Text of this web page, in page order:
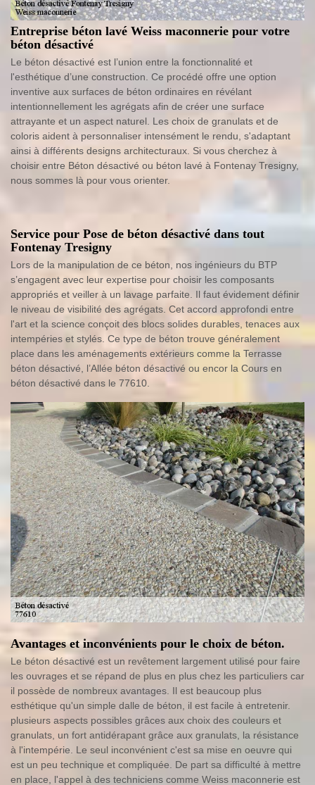
Entreprise béton lavé Weiss maconnerie pour votre
béton désactivé
Le béton désactivé est l’union entre la fonctionnalité et
l'esthétique d’une construction. Ce procédé offre une option
inventive aux surfaces de béton ordinaires en révélant
intentionnellement les agrégats afin de créer une surface
attrayante et un aspect naturel. Les choix de granulats et de
coloris aident à personnaliser intensément le rendu, s'adaptant
ainsi à différents designs architecturaux. Si vous cherchez à
choisir entre Béton désactivé ou béton lavé à Fontenay Tresigny,
nous sommes là pour vous orienter.
Service pour Pose de béton désactivé dans tout
Fontenay Tresigny
Lors de la manipulation de ce béton, nos ingénieurs du BTP
s’engagent avec leur expertise pour choisir les composants
appropriés et veiller à un lavage parfaite. Il faut évidement définir
le niveau de visibilité des agrégats. Cet accord approfondi entre
l'art et la science conçoit des blocs solides durables, tenaces aux
intempéries et stylés. Ce type de béton trouve généralement
place dans les aménagements extérieurs comme la Terrasse
béton désactivé, l’Allée béton désactivé ou encor la Cours en
béton désactivé dans le 77610.
Avantages et inconvénients pour le choix de béton.
Le béton désactivé est un revêtement largement utilisé pour faire
les ouvrages et se répand de plus en plus chez les particuliers car
il possède de nombreux avantages. Il est beaucoup plus
esthétique qu'un simple dalle de béton, il est facile à entretenir.
plusieurs aspects possibles grâces aux choix des couleurs et
granulats, un fort antidérapant grâce aux granulats, la résistance
à l'intempérie. Le seul inconvénient c'est sa mise en oeuvre qui
est un peu technique et compliquée. De part sa difficulté à mettre
en place, l'appel à des techniciens comme Weiss maconnerie est